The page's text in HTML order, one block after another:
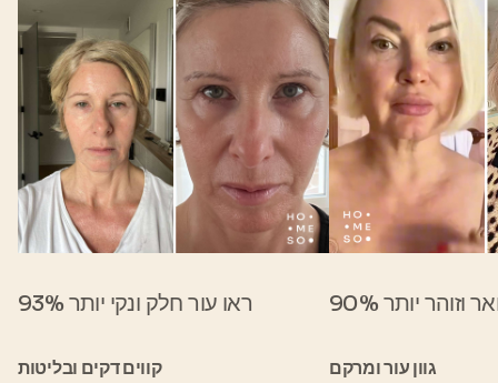
93% ראו עור חלק ונקי יותר
קווים דקים ובליטות
וזוהר יותר
גוון עור ומרקם